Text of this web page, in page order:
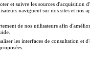
et suivre les sources d'acquisition
naviguent sur nos sites et nos
de nos utilisateurs afin
les interfaces de consultation et